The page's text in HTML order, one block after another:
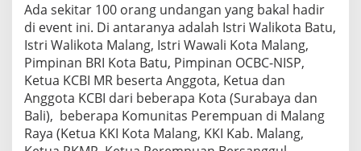
Ada sekitar 100 orang undangan yang bakal hadir
di event ini. Di antaranya adalah Istri Walikota Batu,
Istri Walikota Malang, Istri Wawali Kota Malang,
Pimpinan BRI Kota Batu, Pimpinan OCBC-NISP,
Ketua KCBI MR beserta Anggota, Ketua dan
Anggota KCBI dari beberapa Kota (Surabaya dan
Bali), beberapa Komunitas Perempuan di Malang
Raya (Ketua KKI Kota Malang, KKI Kab. Malang,